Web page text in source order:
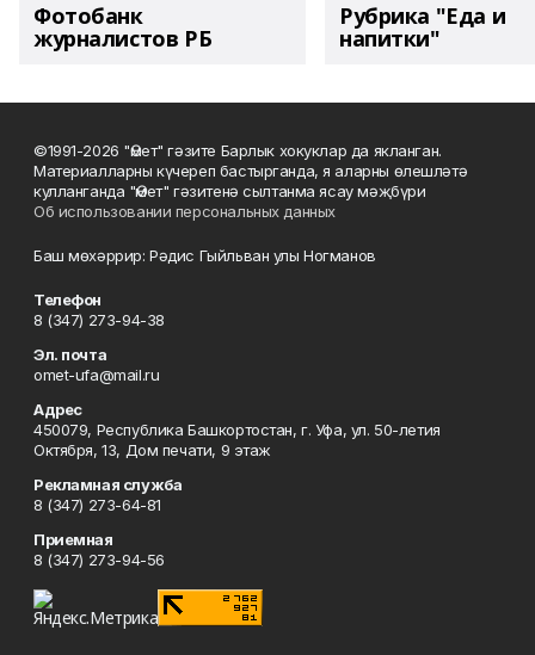
Фотобанк
журналистов РБ
Рубрика "Еда и
напитки"
©1991-2026 "Өмет" гәзите Барлык хокуклар да якланган.
Материалларны күчереп бастырганда, я аларны өлешләтә
кулланганда "Өмет" гәзитенә сылтанма ясау мәҗбүри
Об использовании персональных данных
Баш мөхәррир: Рәдис Гыйльван улы Ногманов
Телефон
8 (347) 273-94-38
Эл. почта
omet-ufa@mail.ru
Адрес
450079, Республика Башкортостан, г. Уфа, ул. 50-летия
Октября, 13, Дом печати, 9 этаж
Рекламная служба
8 (347) 273-64-81
Приемная
8 (347) 273-94-56